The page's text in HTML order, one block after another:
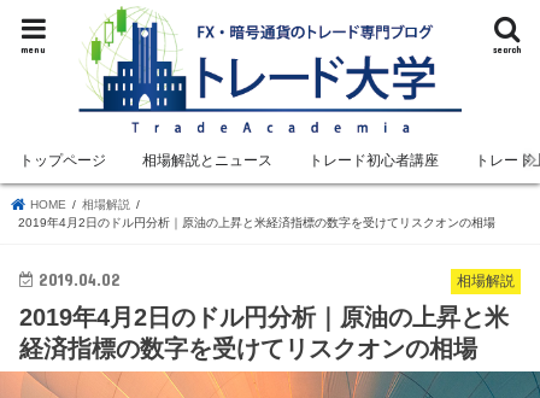
search
menu
トップページ 相場解説とニュース トレード初心者講座 トレード
HOME
相場解説
2019年4月2日のドル円分析｜原油の上昇と米経済指標の数字を受けてリスクオンの相場
相場解説
2019.04.02
2019年4月2日のドル円分析｜原油の上昇と米
経済指標の数字を受けてリスクオンの相場